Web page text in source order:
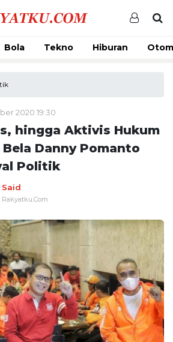
Bola Tekno Hiburan
2020 19:30
hingga Aktivis Hukum
Bela Danny Pomanto
Politik